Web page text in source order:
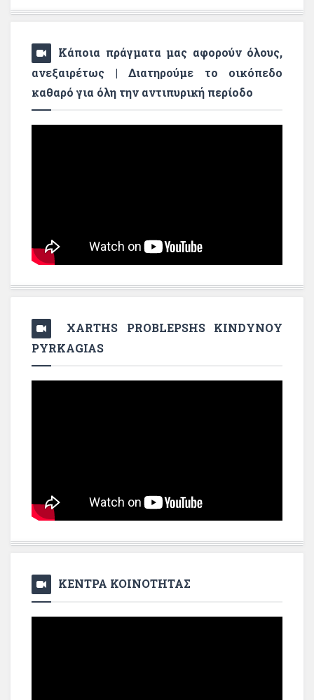
Κάποια πράγματα μας αφορούν όλους,
ανεξαιρέτως | Διατηρούμε το οικόπεδο
καθαρό για όλη την αντιπυρική περίοδο
XARTHS PROBLEPSHS KINDYNOY
PYRKAGIAS
ΚΕΝΤΡΑ ΚΟΙΝΟΤΗΤΑΣ